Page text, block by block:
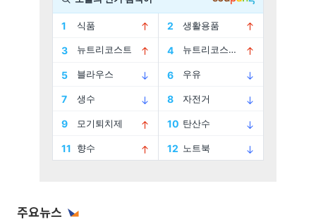
주요뉴스